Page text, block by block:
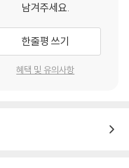
남겨주세요.
한줄평 쓰기
혜택 및 유의사항